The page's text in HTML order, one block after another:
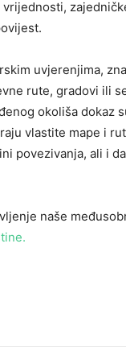
uvjerenjima,
rute, gradovi ili
okoliša dokaz
vlastite mape i
povezivanja, ali i
naše